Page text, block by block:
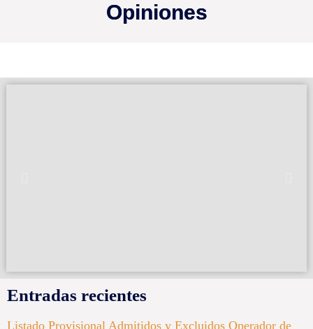
Opiniones
Entradas recientes
Listado Provisional Admitidos y Excluidos Operador de